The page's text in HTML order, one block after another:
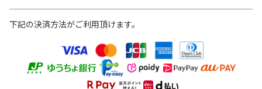
下記の決済方法がご利用頂けます。